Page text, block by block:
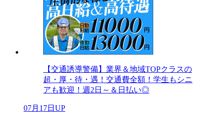
【交通誘導警備】業界＆地域TOPクラスの
超・厚・待・遇！交通費全額！学生もシニ
アも歓迎！週2日～＆日払い◎
07月17日UP